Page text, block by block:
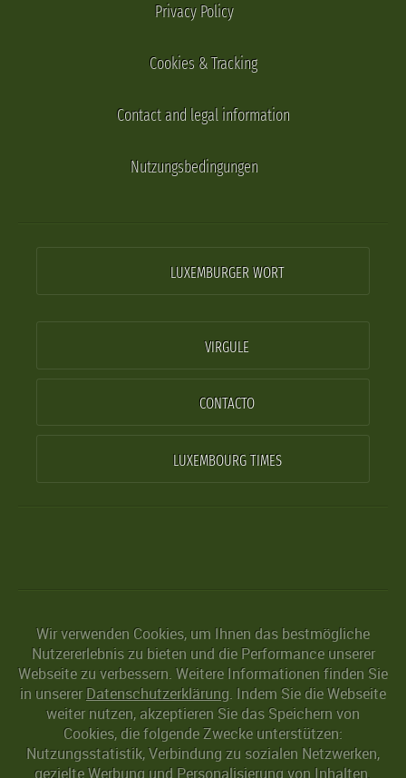
Privacy Policy
Cookies & Tracking
Contact and legal information
Nutzungsbedingungen
LUXEMBURGER WORT
VIRGULE
CONTACTO
LUXEMBOURG TIMES
Wir verwenden Cookies, um Ihnen das bestmögliche
Nutzererlebnis zu bieten und die Performance unserer
Webseite zu verbessern. Weitere Informationen finden Sie
in unserer Datenschutzerklärung. Indem Sie die Webseite
weiter nutzen, akzeptieren Sie das Speichern von
Cookies, die folgende Zwecke unterstützen:
Nutzungsstatistik, Verbindung zu sozialen Netzwerken,
gezielte Werbung und Personalisierung von Inhalten.